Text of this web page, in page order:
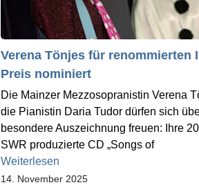
Verena Tönjes für renommierten
Preis nominiert
Die Mainzer Mezzosopranistin Verena
die Pianistin Daria Tudor dürfen sich
besondere Auszeichnung freuen: Ihre
SWR produzierte CD „Songs of
Weiterlesen
14. November 2025